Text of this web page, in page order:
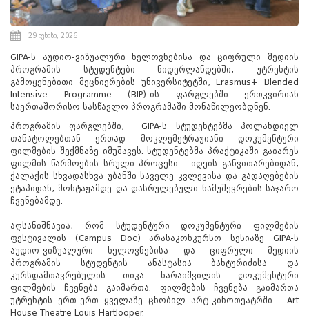
29 ივნისი, 2026
GIPA-ს აუდიო-ვიზუალური ხელოვნებისა და ციფრული მედიის
პროგრამის სტუდენტები ნიდერლანდებში, უტრეხტის
გამოყენებითი მეცნიერების უნივერსიტეტში, Erasmus+ Blended
Intensive Programme (BIP)-ის ფარგლებში ერთკვირიან
საერთაშორისო სასწავლო პროგრამაში მონაწილეობდნენ.
პროგრამის ფარგლებში, GIPA-ს სტუდენტებმა ჰოლანდიელ
თანატოლებთან ერთად მოკლემეტრაჟიანი დოკუმენტური
ფილმების შექმნაზე იმუშავეს. სტუდენტებმა პრაქტიკაში გაიარეს
ფილმის წარმოების სრული პროცესი - იდეის განვითარებიდან,
ქალაქის სხვადასხვა უბანში საველე კვლევისა და გადაღებების
ეტაპიდან, მონტაჟამდე და დასრულებული ნამუშევრების საჯარო
ჩვენებამდე.
აღსანიშნავია, რომ სტუდენტური დოკუმენტური ფილმების
ფესტივალის (Campus Doc) არასაკონკურსო სესიაზე GIPA-ს
აუდიო-ვიზუალური ხელოვნებისა და ციფრული მედიის
პროგრამის სტუდენტის ანასტასია ბახტურიძისა და
კურსდამთავრებულის თიკა ხარაიშვილის დოკუმენტური
ფილმების ჩვენება გაიმართა. ფილმების ჩვენება გაიმართა
უტრეხტის ერთ-ერთ ყველაზე ცნობილ არტ-კინოთეატრში - Art
House Theatre Louis Hartlooper.